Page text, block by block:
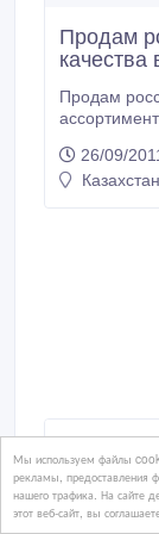
Мы используем файлы
рекламы, предоставления
нашего трафика. На сайте
этот веб-сайт, вы
Продам
качества
Продам
26/09/